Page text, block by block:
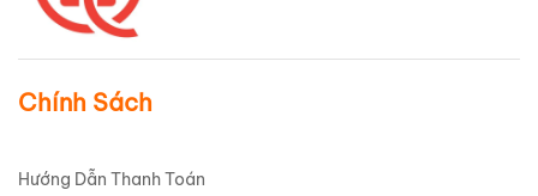
Chính Sách
Hướng Dẫn Thanh Toán